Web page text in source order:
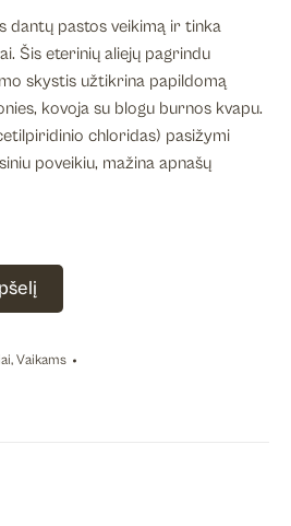
dantų pastos veikimą ir tinka
Šis eterinių aliejų pagrindu
skystis užtikrina papildomą
kovoja su blogu burnos kvapu.
chloridas) pasižymi
poveikiu, mažina apnašų
, Vaikams